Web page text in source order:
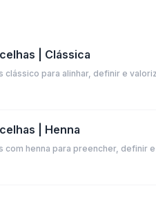
| Clássica
clássico para alinhar, definir e
| Henna
com henna para preencher, definir